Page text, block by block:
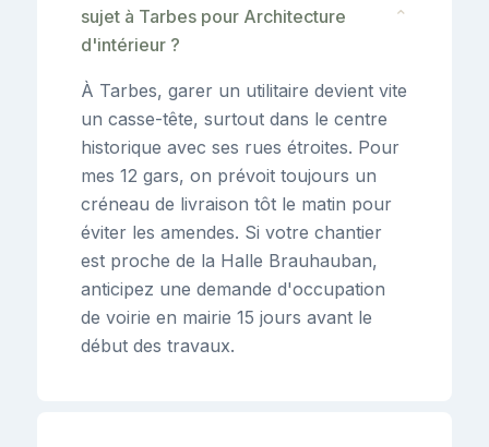
sujet à Tarbes pour Architecture
d'intérieur ?
⌄
À Tarbes, garer un utilitaire devient vite
un casse-tête, surtout dans le centre
historique avec ses rues étroites. Pour
mes 12 gars, on prévoit toujours un
créneau de livraison tôt le matin pour
éviter les amendes. Si votre chantier
est proche de la Halle Brauhauban,
anticipez une demande d'occupation
de voirie en mairie 15 jours avant le
début des travaux.